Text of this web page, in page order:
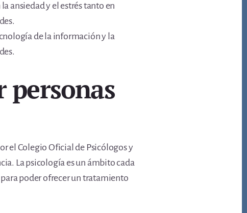
ansiedad y el estrés tanto en
de la información y la
personas
el Colegio Oficial de Psicólogos y
La psicología es un ámbito cada
poder ofrecer un tratamiento